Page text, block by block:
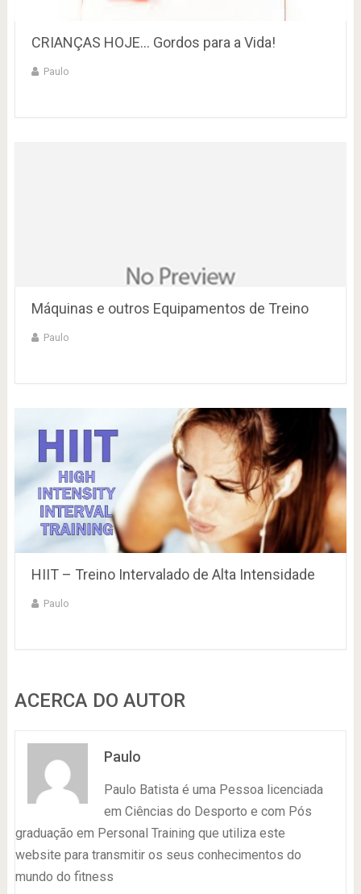
CRIANÇAS HOJE… Gordos para a Vida!
Paulo
Máquinas e outros Equipamentos de Treino
Paulo
HIIT – Treino Intervalado de Alta Intensidade
Paulo
ACERCA DO AUTOR
Paulo
Paulo Batista é uma Pessoa licenciada
em Ciências do Desporto e com Pós
graduação em Personal Training que utiliza este
website para transmitir os seus conhecimentos do
mundo do fitness